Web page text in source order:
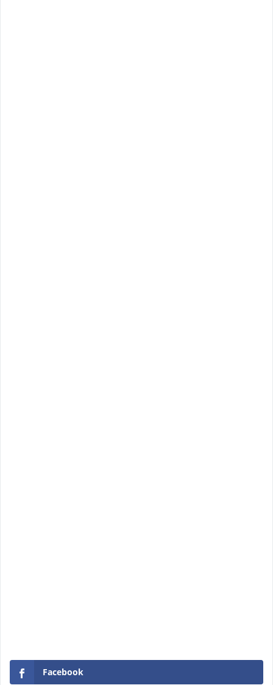
Facebook